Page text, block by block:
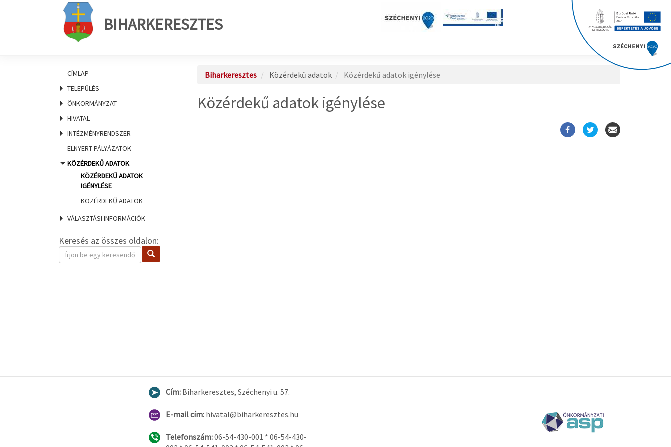
BIHARKERESZTES
CÍMLAP
TELEPÜLÉS
ÖNKORMÁNYZAT
HIVATAL
INTÉZMÉNYRENDSZER
ELNYERT PÁLYÁZATOK
KÖZÉRDEKŰ ADATOK
KÖZÉRDEKŰ ADATOK
IGÉNYLÉSE
KÖZÉRDEKŰ ADATOK
VÁLASZTÁSI INFORMÁCIÓK
Keresés az összes oldalon:
Keresendő
kifejezés
Keresés
Biharkeresztes Közérdekű adatok Közérdekű adatok igénylése
Közérdekű adatok igénylése
Cím: Biharkeresztes, Széchenyi u. 57.
E-mail cím: hivatal@biharkeresztes.hu
Telefonszám:06-54-430-001 * 06-54-430-